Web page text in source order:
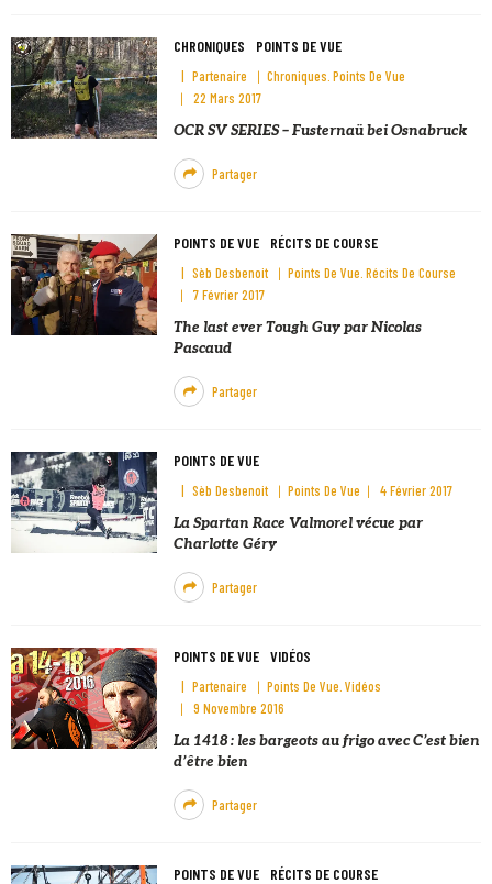
CHRONIQUES POINTS DE VUE
Partenaire Chroniques Points De Vue
22 Mars 2017
OCR SV SERIES – Fusternaü bei Osnabruck
Partager
POINTS DE VUE RÉCITS DE COURSE
Sèb Desbenoit Points De Vue Récits De Course
7 Février 2017
The last ever Tough Guy par Nicolas
Pascaud
Partager
POINTS DE VUE
Sèb Desbenoit Points De Vue
4 Février 2017
La Spartan Race Valmorel vécue par
Charlotte Géry
Partager
POINTS DE VUE VIDÉOS
Partenaire Points De Vue Vidéos
9 Novembre 2016
La 1418 : les bargeots au frigo avec C’est bien
d’être bien
Partager
POINTS DE VUE RÉCITS DE COURSE